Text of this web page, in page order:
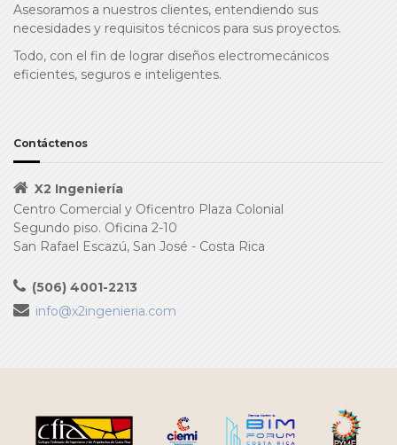
Asesoramos a nuestros clientes, entendiendo sus
necesidades y requisitos técnicos para sus proyectos.
Todo, con el fin de lograr diseños electromecánicos
eficientes, seguros e inteligentes.
Contáctenos
X2 Ingeniería
Centro Comercial y Oficentro Plaza Colonial
Segundo piso. Oficina 2-10
San Rafael Escazú, San José - Costa Rica
(506) 4001-2213
info@x2ingenieria.com